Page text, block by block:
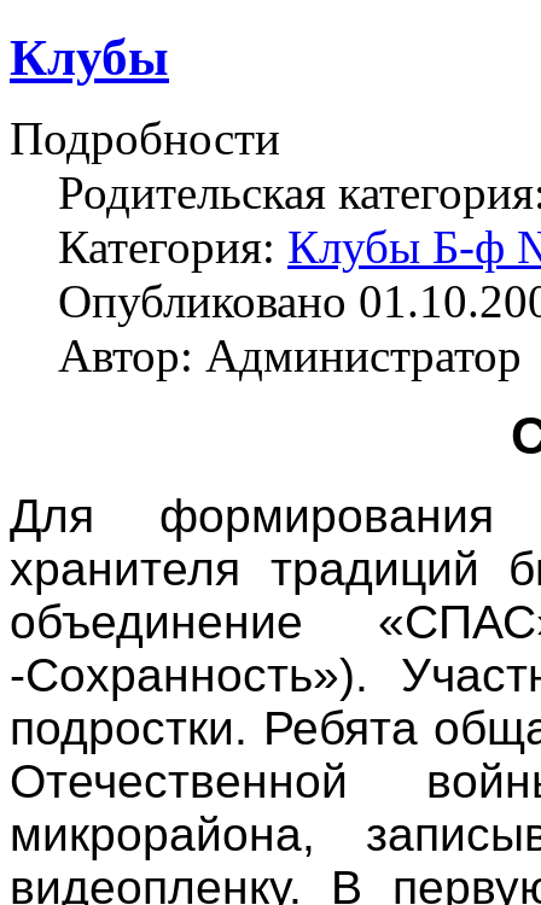
Клубы
Подробности
Родительская
Категория: Клубы Б-ф
Опубликовано
Автор: Администратор
Для формирования
хранителя традиций
объединение
-Сохранность»).
подростки. Ребята
Отечественной
микрорайона,
видеопленку. В